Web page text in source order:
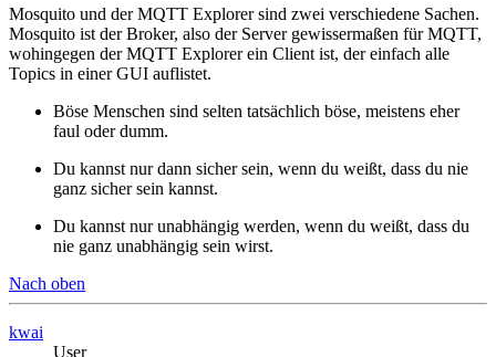
Mosquito und der MQTT Explorer sind zwei verschiedene Sachen.
Mosquito ist der Broker, also der Server gewissermaßen für MQTT,
wohingegen der MQTT Explorer ein Client ist, der einfach alle
Topics in einer GUI auflistet.
Böse Menschen sind selten tatsächlich böse, meistens eher
faul oder dumm.
Du kannst nur dann sicher sein, wenn du weißt, dass du nie
ganz sicher sein kannst.
Du kannst nur unabhängig werden, wenn du weißt, dass du
nie ganz unabhängig sein wirst.
Nach oben
kwai
User